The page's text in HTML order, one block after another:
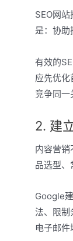
SEO网
是：协助
有效的
应先优
竞争同一
2. 建
内容营
品选型、
Google
法、限制
电子邮件